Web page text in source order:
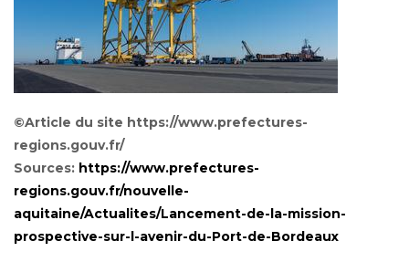
©Article du site https://www.prefectures-
regions.gouv.fr/
Sources: https://www.prefectures-
regions.gouv.fr/nouvelle-
aquitaine/Actualites/Lancement-de-la-mission-
prospective-sur-l-avenir-du-Port-de-Bordeaux